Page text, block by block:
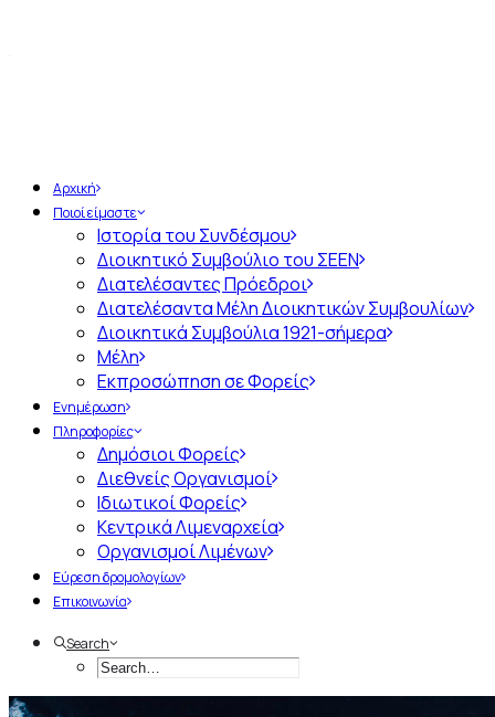
Αρχική
Ποιοί είμαστε
Ιστορία του Συνδέσμου
Διοικητικό Συμβούλιο του ΣΕΕΝ
Διατελέσαντες Πρόεδροι
Διατελέσαντα Μέλη Διοικητικών Συμβουλίων
Διοικητικά Συμβούλια 1921-σήμερα
Μέλη
Εκπροσώπηση σε Φορείς
Ενημέρωση
Πληροφορίες
Δημόσιοι Φορείς
Διεθνείς Οργανισμοί
Ιδιωτικοί Φορείς
Κεντρικά Λιμεναρχεία
Οργανισμοί Λιμένων
Εύρεση δρομολογίων
Επικοινωνία
Search